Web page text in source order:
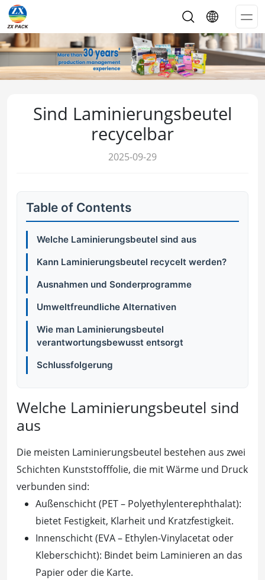
Sind Laminierungsbeutel
recycelbar
2025-09-29
Table of Contents
Welche Laminierungsbeutel sind aus
Kann Laminierungsbeutel recycelt werden?
Ausnahmen und Sonderprogramme
Umweltfreundliche Alternativen
Wie man Laminierungsbeutel
verantwortungsbewusst entsorgt
Schlussfolgerung
Welche Laminierungsbeutel sind
aus
Die meisten Laminierungsbeutel bestehen aus zwei
Schichten Kunststofffolie, die mit Wärme und Druck
verbunden sind:
Außenschicht (PET – Polyethylenterephthalat):
bietet Festigkeit, Klarheit und Kratzfestigkeit.
Innenschicht (EVA – Ethylen-Vinylacetat oder
Kleberschicht): Bindet beim Laminieren an das
Papier oder die Karte.